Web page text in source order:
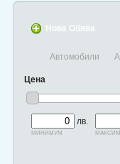
Нова Обява
Автомобили
Цена
лв.
минимум